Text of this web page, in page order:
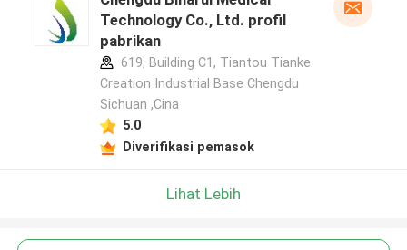
Technology Co., Ltd. profil
pabrikan
619, Building C1, Tiantou Tianke
Creation Industrial Base Chengdu
Sichuan ,Cina
5.0
Diverifikasi pemasok
Lihat Lebih